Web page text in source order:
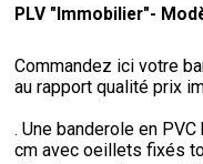
PLV "Immobilier"-
Commandez ici votre
au rapport qualité prix
. Une banderole en
cm avec oeillets fixés